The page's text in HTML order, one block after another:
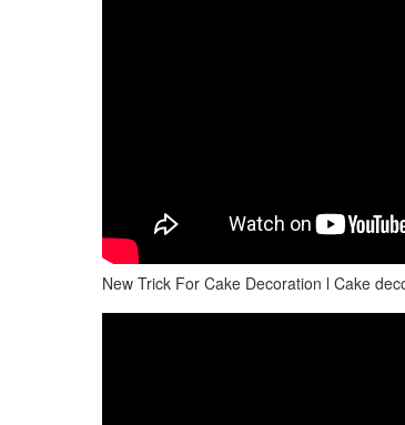
New Trick For Cake Decoration l Cake